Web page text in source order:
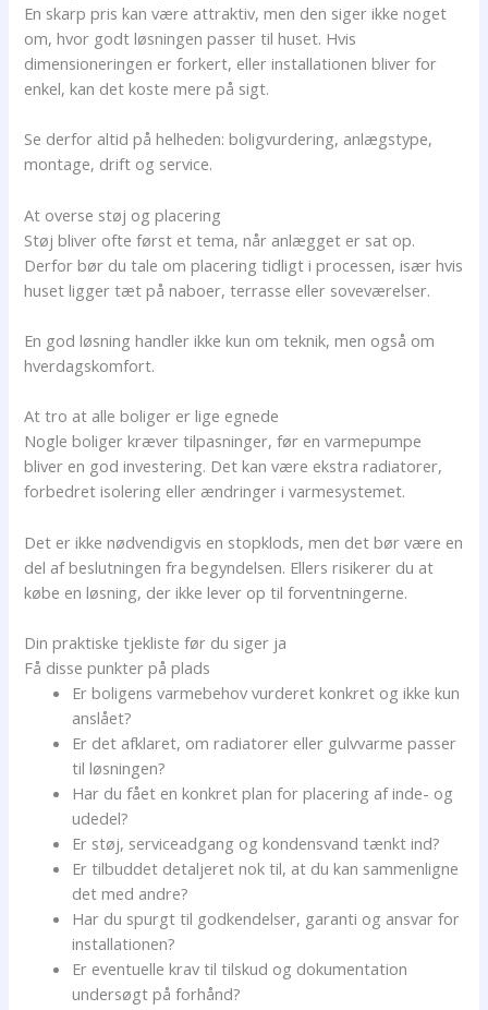
En skarp pris kan være attraktiv, men den siger ikke noget
om, hvor godt løsningen passer til huset. Hvis
dimensioneringen er forkert, eller installationen bliver for
enkel, kan det koste mere på sigt.
Se derfor altid på helheden: boligvurdering, anlægstype,
montage, drift og service.
At overse støj og placering
Støj bliver ofte først et tema, når anlægget er sat op.
Derfor bør du tale om placering tidligt i processen, især hvis
huset ligger tæt på naboer, terrasse eller soveværelser.
En god løsning handler ikke kun om teknik, men også om
hverdagskomfort.
At tro at alle boliger er lige egnede
Nogle boliger kræver tilpasninger, før en varmepumpe
bliver en god investering. Det kan være ekstra radiatorer,
forbedret isolering eller ændringer i varmesystemet.
Det er ikke nødvendigvis en stopklods, men det bør være en
del af beslutningen fra begyndelsen. Ellers risikerer du at
købe en løsning, der ikke lever op til forventningerne.
Din praktiske tjekliste før du siger ja
Få disse punkter på plads
Er boligens varmebehov vurderet konkret og ikke kun
anslået?
Er det afklaret, om radiatorer eller gulvvarme passer
til løsningen?
Har du fået en konkret plan for placering af inde- og
udedel?
Er støj, serviceadgang og kondensvand tænkt ind?
Er tilbuddet detaljeret nok til, at du kan sammenligne
det med andre?
Har du spurgt til godkendelser, garanti og ansvar for
installationen?
Er eventuelle krav til tilskud og dokumentation
undersøgt på forhånd?